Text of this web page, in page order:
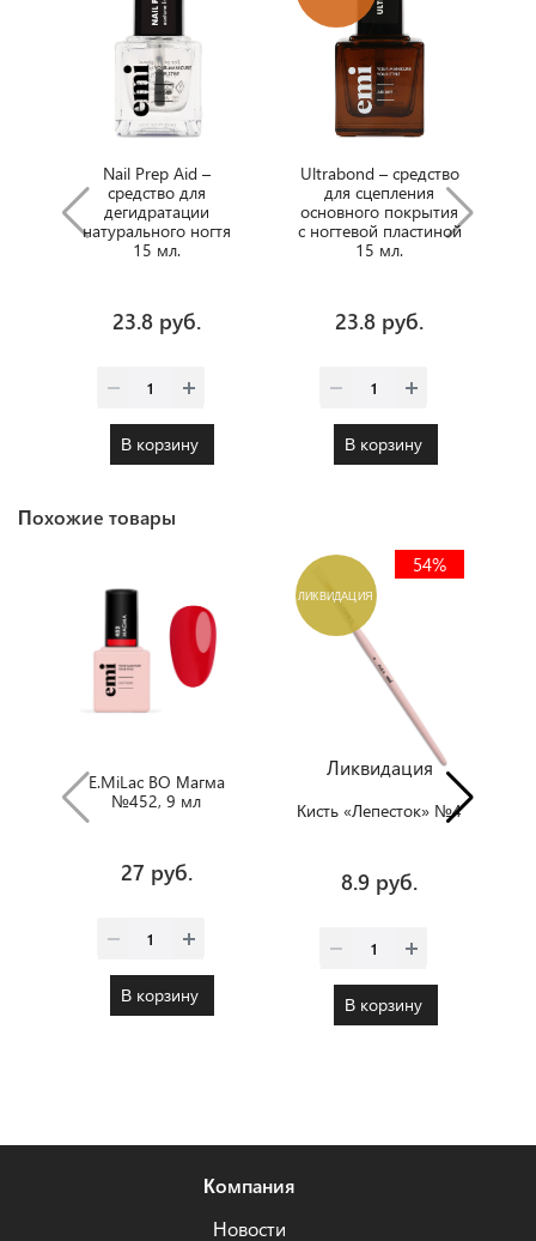
Nail Prep Aid –
средство для
дегидратации
натурального ногтя
15 мл.
23.8 руб.
В корзину
Ultrabond – cредство
для сцепления
основного покрытия
с ногтевой пластиной
15 мл.
23.8 руб.
В корзину
Похожие товары
E.MiLac BO Магма
№452, 9 мл
27 руб.
В корзину
Ликвидация
ЛИКВИДАЦИЯ
54%
Кисть «Лепесток» №4
8.9 руб.
В корзину
Компания
Новости